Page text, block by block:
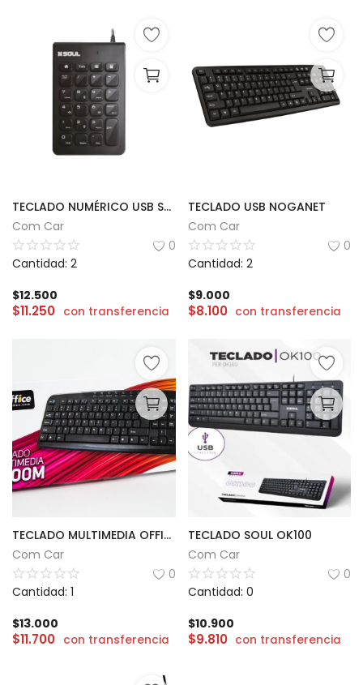
TECLADO NUMÉRICO USB SOUL
Com Car
0
Cantidad: 2
$12.500
$11.250 con transferencia
TECLADO USB NOGANET
Com Car
0
Cantidad: 2
$9.000
$8.100 con transferencia
TECLADO MULTIMEDIA OFFICE K400M
Com Car
0
Cantidad: 1
$13.000
$11.700 con transferencia
TECLADO SOUL OK100
Com Car
0
Cantidad: 0
$10.900
$9.810 con transferencia